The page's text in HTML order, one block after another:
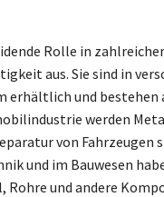
Rolle in
aus. Sie sind in
erhältlich und bestehen
werden
von Fahrzeugen
und im Bauwesen
Rohre und andere